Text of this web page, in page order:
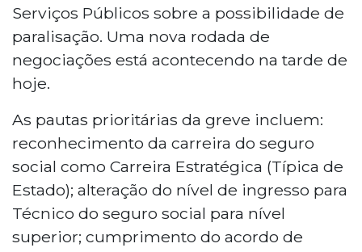
Serviços Públicos sobre a possibilidade de
paralisação. Uma nova rodada de
negociações está acontecendo na tarde de
hoje.
As pautas prioritárias da greve incluem:
reconhecimento da carreira do seguro
social como Carreira Estratégica (Típica de
Estado); alteração do nível de ingresso para
Técnico do seguro social para nível
superior; cumprimento do acordo de